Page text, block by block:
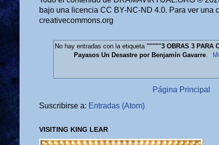
bajo una licencia CC BY-NC-ND 4.0. Para ver una
creativecommons.org
No hay entradas con la etiqueta ''''''''''3 OBRAS 3 PARA
Payasos Un Desastre por Benjamín Gavarre.
Página Principal
Suscribirse a: Entradas (Atom)
VISITING KING LEAR